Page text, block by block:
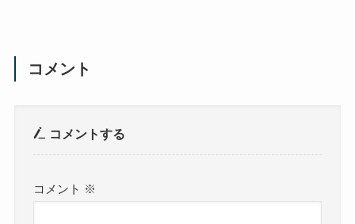
コメント
コメントする
コメント ※